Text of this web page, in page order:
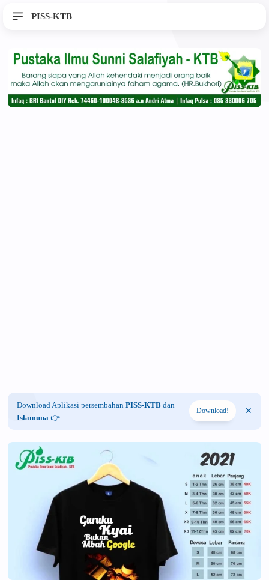
PISS-KTB
Download Aplikasi persembahan PISS-KTB dan
Islamuna 👉
Download!